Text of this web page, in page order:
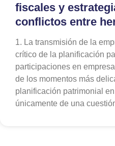
fiscales y
conflictos entre
1. La transmisión de la
crítico de la planificación
participaciones en
de los momentos más
planificación patrimonial
únicamente de una